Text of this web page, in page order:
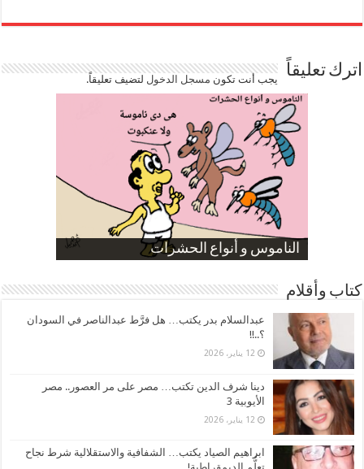
اترك تعليقاً يجب أنت تكون مسجل الدخوللتضيف تعليقاً.
الناموس و أنواع الحشرات
الموظفين بعد ارتفاع الأسعار
ارتفاع نسبة الطلاق في مصر
صورة كاركاتيرية
صورة كاركاتيرية
كتاب وأقلام
عبدالسلام بدر يكتب… هل فرَّط عبدالناصر في السودان
؟..!!
12 يناير، 2026
دينا شرف الدين تكتب… مصر على مر العصور.. مصر
الأيوبية 3
12 يناير، 2026
ابراهيم الصياد يكتب… الشفافية والاستقلالية شرط نجاح